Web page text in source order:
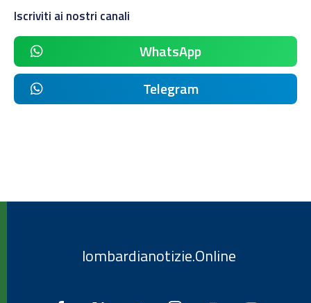
Iscriviti ai nostri canali
WhatsApp
Telegram
lombardianotizie.Online